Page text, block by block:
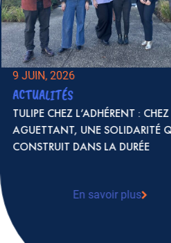
9 JUIN, 2026
ACTUALITÉS
TULIPE CHEZ L’ADHÉRENT : CHEZ
AGUETTANT, UNE SOLIDARITÉ
CONSTRUIT DANS LA DURÉE
En savoir plus
: TULIPE CHEZ
AGUETTANT, UNE
CONSTRUIT DANS